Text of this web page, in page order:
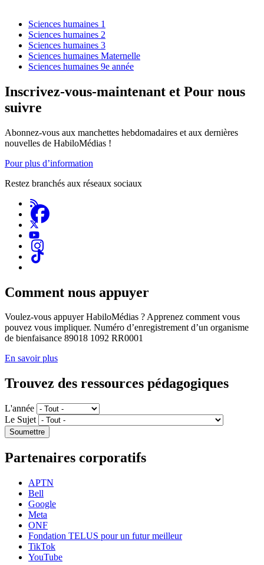
Main
menu
Left
nav
&
Terr)
Sciences humaines 1
Sciences humaines 2
Sciences humaines 3
Sciences humaines Maternelle
Sciences humaines 9e année
Inscrivez-vous-maintenant et Pour nous
suivre
Abonnez-vous aux manchettes hebdomadaires et aux dernières
nouvelles de HabiloMédias !
Pour plus d’information
Restez branchés aux réseaux sociaux
Comment nous appuyer
Voulez-vous appuyer HabiloMédias ? Apprenez comment vous
pouvez vous impliquer. Numéro d’enregistrement d’un organisme
de bienfaisance 89018 1092 RR0001
En savoir plus
Trouvez des ressources pédagogiques
L'année
Le Sujet
Partenaires corporatifs
APTN
Bell
Google
Meta
ONF
Fondation TELUS pour un futur meilleur
TikTok
YouTube